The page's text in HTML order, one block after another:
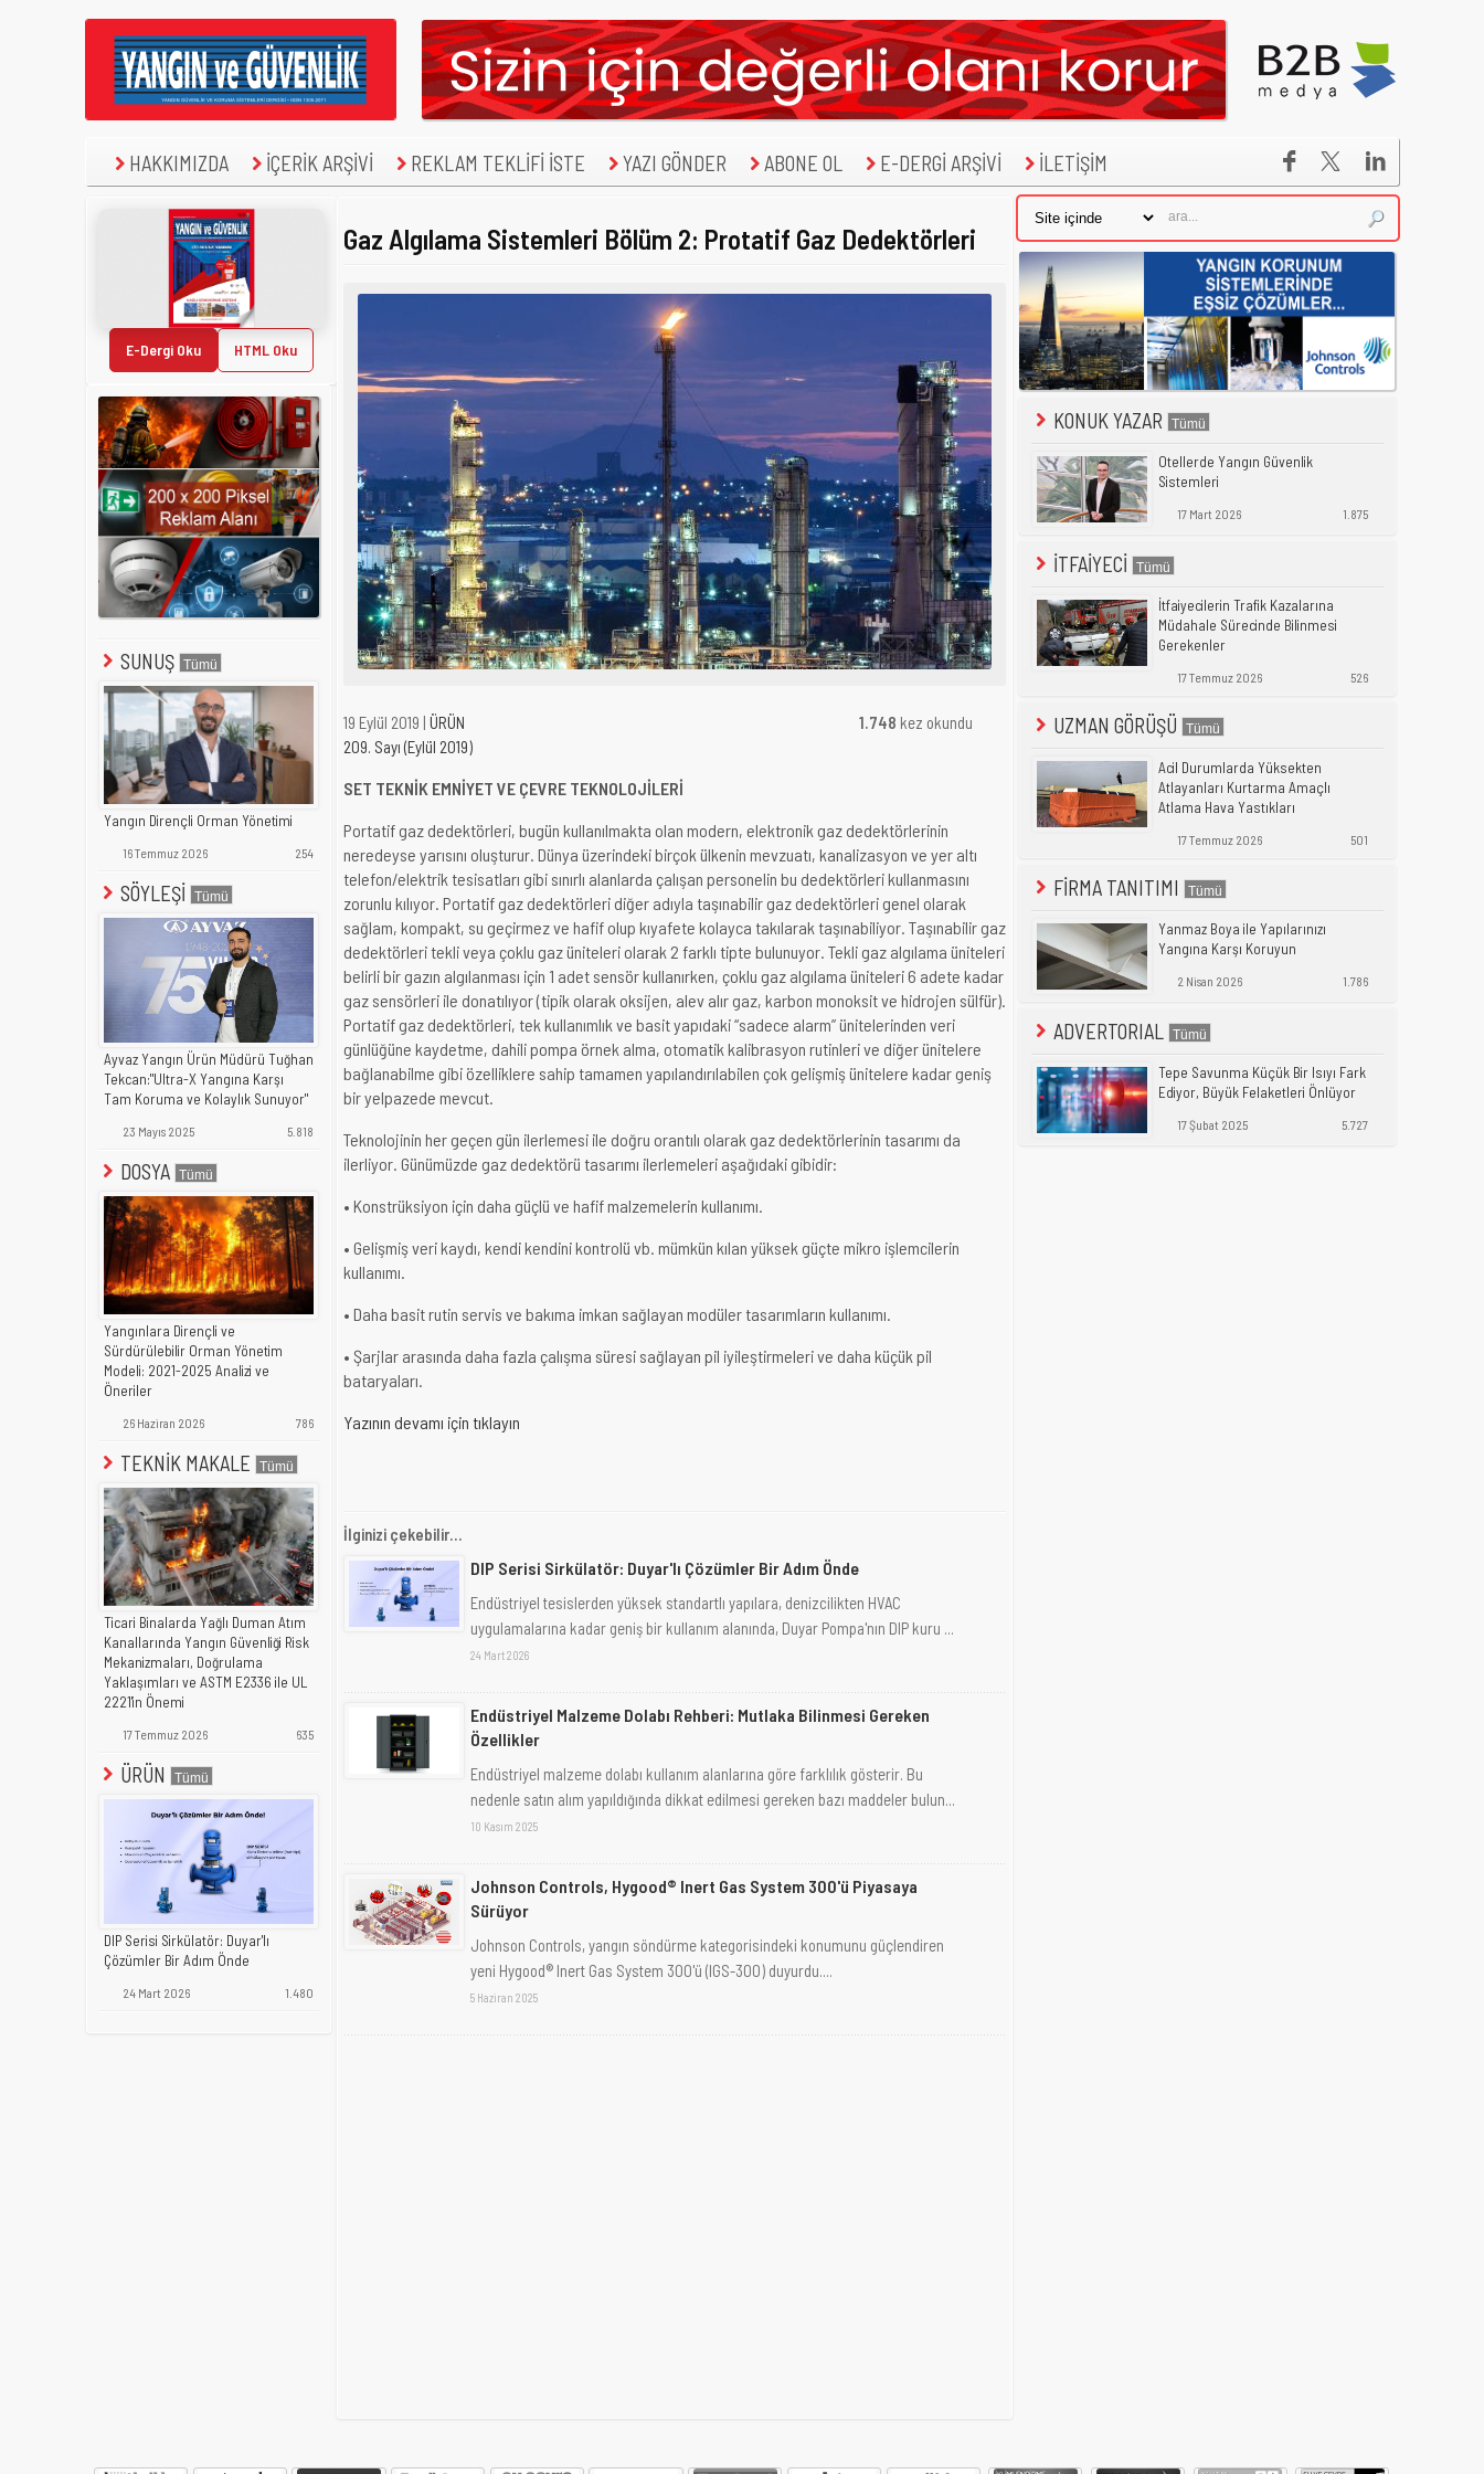
HAKKIMIZDA İÇERİK ARŞİVİ REKLAM TEKLİFİ İSTE YAZI GÖNDER ABONE OL E-DERGİ ARŞİVİ İLETİŞİM 

E-Dergi Oku HTML Oku
SUNUŞ
Yangın Dirençli Orman Yönetimi
16 Temmuz 2026 254
SÖYLEŞİ
Ayvaz Yangın Ürün Müdürü Tuğhan
Tekcan:"Ultra-X Yangına Karşı
Tam Koruma ve Kolaylık Sunuyor"
23 Mayıs 2025 5.818
DOSYA
Yangınlara Dirençli ve
Sürdürülebilir Orman Yönetim
Modeli: 2021-2025 Analizi ve
Öneriler
26 Haziran 2026 786
TEKNİK MAKALE
Ticari Binalarda Yağlı Duman Atım
Kanallarında Yangın Güvenliği Risk
Mekanizmaları, Doğrulama
Yaklaşımları ve ASTM E2336 ile UL
2221'in Önemi
17 Temmuz 2026 635
ÜRÜN
DIP Serisi Sirkülatör: Duyar'lı
Çözümler Bir Adım Önde
24 Mart 2026 1.480
Gaz Algılama Sistemleri Bölüm 2: Protatif Gaz Dedektörleri
19 Eylül 2019 | ÜRÜN
209. Sayı (Eylül 2019)
1.748 kez okundu
SET TEKNİK EMNİYET VE ÇEVRE TEKNOLOJİLERİ
Portatif gaz dedektörleri, bugün kullanılmakta olan modern, elektronik gaz dedektörlerinin
neredeyse yarısını oluşturur. Dünya üzerindeki birçok ülkenin mevzuatı, kanalizasyon ve yer altı
telefon/elektrik tesisatları gibi sınırlı alanlarda çalışan personelin bu dedektörleri kullanmasını
zorunlu kılıyor. Portatif gaz dedektörleri diğer adıyla taşınabilir gaz dedektörleri genel olarak
sağlam, kompakt, su geçirmez ve hafif olup kıyafete kolayca takılarak taşınabiliyor. Taşınabilir gaz
dedektörleri tekli veya çoklu gaz üniteleri olarak 2 farklı tipte bulunuyor. Tekli gaz algılama üniteleri
belirli bir gazın algılanması için 1 adet sensör kullanırken, çoklu gaz algılama üniteleri 6 adete kadar
gaz sensörleri ile donatılıyor (tipik olarak oksijen, alev alır gaz, karbon monoksit ve hidrojen sülfür).
Portatif gaz dedektörleri, tek kullanımlık ve basit yapıdaki “sadece alarm” ünitelerinden veri
günlüğüne kaydetme, dahili pompa örnek alma, otomatik kalibrasyon rutinleri ve diğer ünitelere
bağlanabilme gibi özelliklere sahip tamamen yapılandırılabilen çok gelişmiş ünitelere kadar geniş
bir yelpazede mevcut.
Teknolojinin her geçen gün ilerlemesi ile doğru orantılı olarak gaz dedektörlerinin tasarımı da
ilerliyor. Günümüzde gaz dedektörü tasarımı ilerlemeleri aşağıdaki gibidir:
• Konstrüksiyon için daha güçlü ve hafif malzemelerin kullanımı.
• Gelişmiş veri kaydı, kendi kendini kontrolü vb. mümkün kılan yüksek güçte mikro işlemcilerin
kullanımı.
• Daha basit rutin servis ve bakıma imkan sağlayan modüler tasarımların kullanımı.
• Şarjlar arasında daha fazla çalışma süresi sağlayan pil iyileştirmeleri ve daha küçük pil
bataryaları.
Yazının devamı için tıklayın
İlginizi çekebilir...
DIP Serisi Sirkülatör: Duyar'lı Çözümler Bir Adım Önde
Endüstriyel tesislerden yüksek standartlı yapılara, denizcilikten HVAC
uygulamalarına kadar geniş bir kullanım alanında, Duyar Pompa'nın DIP kuru ...
24 Mart 2026
Endüstriyel Malzeme Dolabı Rehberi: Mutlaka Bilinmesi Gereken
Özellikler
Endüstriyel malzeme dolabı kullanım alanlarına göre farklılık gösterir. Bu
nedenle satın alım yapıldığında dikkat edilmesi gereken bazı maddeler bulun...
10 Kasım 2025
Johnson Controls, Hygood® Inert Gas System 300'ü Piyasaya
Sürüyor
Johnson Controls, yangın söndürme kategorisindeki konumunu güçlendiren
yeni Hygood® Inert Gas System 300'ü (IGS-300) duyurdu....
5 Haziran 2025
KONUK YAZAR
Otellerde Yangın Güvenlik
Sistemleri
17 Mart 2026 1.875
İTFAİYECİ
İtfaiyecilerin Trafik Kazalarına
Müdahale Sürecinde Bilinmesi
Gerekenler
17 Temmuz 2026 526
UZMAN GÖRÜŞÜ
Acil Durumlarda Yüksekten
Atlayanları Kurtarma Amaçlı
Atlama Hava Yastıkları
17 Temmuz 2026 501
FİRMA TANITIMI
Yanmaz Boya ile Yapılarınızı
Yangına Karşı Koruyun
2 Nisan 2026 1.786
ADVERTORIAL
Tepe Savunma Küçük Bir Isıyı Fark
Ediyor, Büyük Felaketleri Önlüyor
17 Şubat 2025 5.727